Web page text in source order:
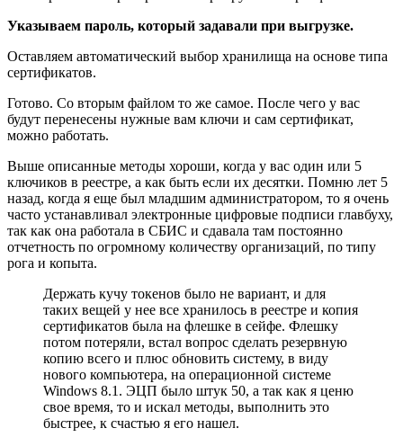
Указываем пароль, который задавали при выгрузке.
Оставляем автоматический выбор хранилища на основе типа
сертификатов.
Готово. Со вторым файлом то же самое. После чего у вас
будут перенесены нужные вам ключи и сам сертификат,
можно работать.
Выше описанные методы хороши, когда у вас один или 5
ключиков в реестре, а как быть если их десятки. Помню лет 5
назад, когда я еще был младшим администратором, то я очень
часто устанавливал электронные цифровые подписи главбуху,
так как она работала в СБИС и сдавала там постоянно
отчетность по огромному количеству организаций, по типу
рога и копыта.
Держать кучу токенов было не вариант, и для
таких вещей у нее все хранилось в реестре и копия
сертификатов была на флешке в сейфе. Флешку
потом потеряли, встал вопрос сделать резервную
копию всего и плюс обновить систему, в виду
нового компьютера, на операционной системе
Windows 8.1. ЭЦП было штук 50, а так как я ценю
свое время, то и искал методы, выполнить это
быстрее, к счастью я его нашел.